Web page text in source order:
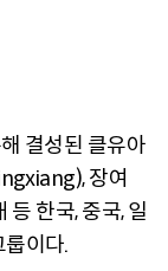
결성된 클유아
장여
등 한국, 중국, 일
이다.